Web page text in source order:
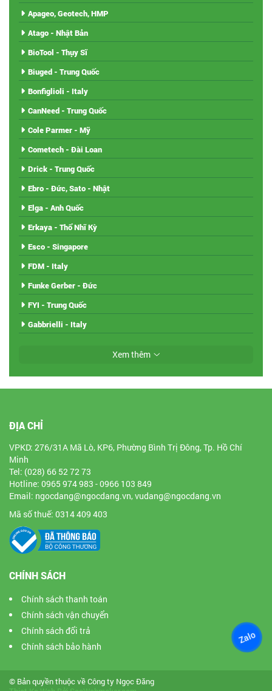
Apageo, Geotech, HMP
Atago - Nhật Bản
BioTool - Thụy Sĩ
Biuged - Trung Quốc
Bonfiglioli - Italy
CanNeed - Trung Quốc
Cole Parmer - Mỹ
Cometech - Đài Loan
Drick - Trung Quốc
Ebro - Đức, Sato - Nhật
Elga - Anh Quốc
Erkaya - Thổ Nhĩ Kỳ
Esco - Singapore
FDM - Italy
Funke Gerber - Đức
FYI - Trung Quốc
Gabbrielli - Italy
Xem thêm
ĐỊA CHỈ
VPKD: 276/31A Mã Lò, KP6, Phường Bình Trị Đông, Tp. Hồ Chí
Minh
Tel: (028) 66 52 72 73
Hotline: 0965 974 983 - 0966 103 849
Email: ngocdang@ngocdang.vn, vudang@ngocdang.vn
Mã số thuế: 0314 409 403
CHÍNH SÁCH
Chính sách thanh toán
Chính sách vận chuyển
Chính sách đổi trả
Chính sách bảo hành
© Bản quyền thuộc về Công ty Ngọc Đăng
Zalo